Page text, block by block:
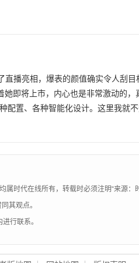
直播亮相，爆表的颜值确实令人刮
即将上市，内心也是非常激动的，
配置、各种智能化设计。这里我就
拉手的设计，是不是和以往的长安
时代在线所有，转载时必须注明“来源：
其观点。
行联系。